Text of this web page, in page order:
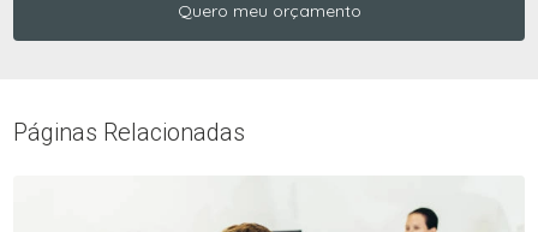
Quero meu orçamento
Páginas Relacionadas